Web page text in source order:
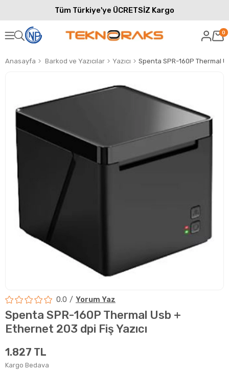
Tüm Türkiye'ye ÜCRETSİZ Kargo
0
Anasayfa Barkod ve Yazıcılar Yazıcı
0.0 Yorum Yaz
Spenta SPR-160P Thermal Usb +
Ethernet 203 dpi Fiş Yazıcı
1.827 TL
Kargo Bedava